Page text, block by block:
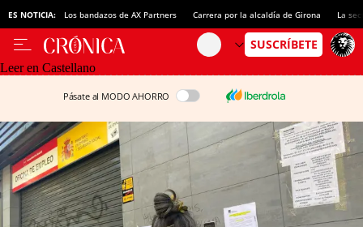
ES NOTICIA: Los bandazos de AX Partners Carrera por la alcaldía de Girona La
Leer en Castellano
Pásate al MODO AHORRO